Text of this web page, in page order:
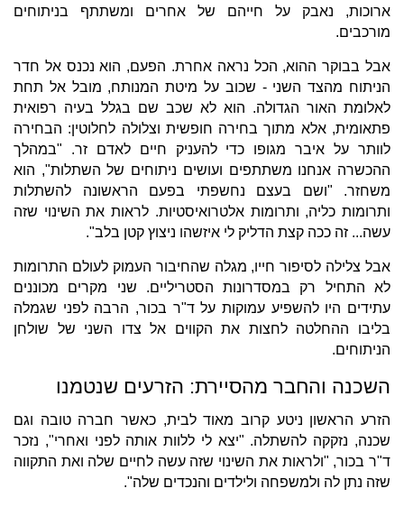
ארוכות, נאבק על חייהם של אחרים ומשתתף בניתוחים
מורכבים.
אבל בבוקר ההוא, הכל נראה אחרת. הפעם, הוא נכנס אל חדר
הניתוח מהצד השני - שכוב על מיטת המנותח, מובל אל תחת
לאלומת האור הגדולה. הוא לא שכב שם בגלל בעיה רפואית
פתאומית, אלא מתוך בחירה חופשית וצלולה לחלוטין: הבחירה
לוותר על איבר מגופו כדי להעניק חיים לאדם זר. "במהלך
ההכשרה אנחנו משתתפים ועושים ניתוחים של השתלות", הוא
משחזר. "ושם בעצם נחשפתי בפעם הראשונה להשתלות
ותרומות כליה, ותרומות אלטרואיסטיות. לראות את השינוי שזה
עשה... זה ככה קצת הדליק לי איזשהו ניצוץ קטן בלב".
אבל צלילה לסיפור חייו, מגלה שהחיבור העמוק לעולם התרומות
לא התחיל רק במסדרונות הסטריליים. שני מקרים מכוננים
עתידים היו להשפיע עמוקות על ד"ר בכור, הרבה לפני שגמלה
בליבו ההחלטה לחצות את הקווים אל צדו השני של שולחן
הניתוחים.
השכנה והחבר מהסיירת: הזרעים שנטמנו
הזרע הראשון ניטע קרוב מאוד לבית, כאשר חברה טובה וגם
שכנה, נזקקה להשתלה. "יצא לי ללוות אותה לפני ואחרי", נזכר
ד"ר בכור, "ולראות את השינוי שזה עשה לחיים שלה ואת התקווה
שזה נתן לה ולמשפחה ולילדים והנכדים שלה".